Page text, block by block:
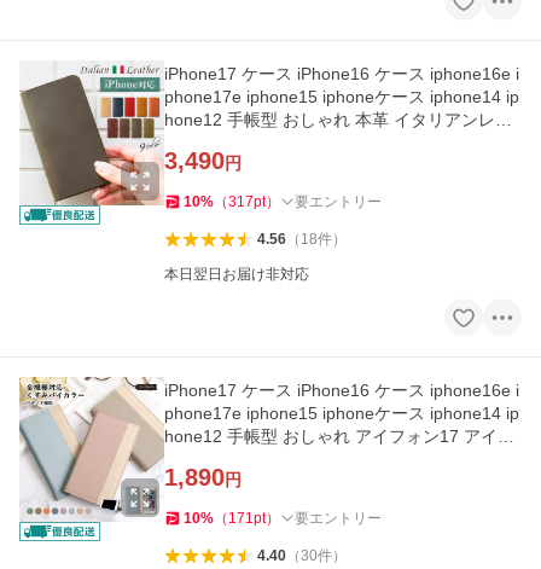
iPhone17 ケース iPhone16 ケース iphone16e i
phone17e iphone15 iphoneケース iphone14 ip
hone12 手帳型 おしゃれ 本革 イタリアンレザ
3,490円
10% （317pt） 要エントリー
4.56（ 18件）
本日翌日お届け非対応
iPhone17 ケース iPhone16 ケース iphone16e i
phone17e iphone15 iphoneケース iphone14 ip
hone12 手帳型 おしゃれ アイフォン17 アイフ
1,890円
10% （ 171pt） 要エントリー
4.40（30件）